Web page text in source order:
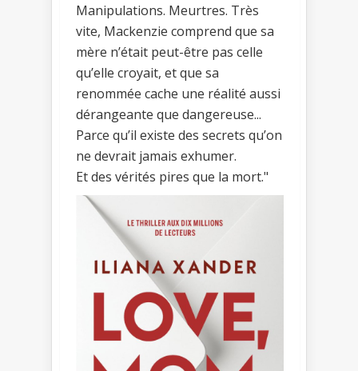
Manipulations. Meurtres. Très
vite, Mackenzie comprend que sa
mère n’était peut-être pas celle
qu’elle croyait, et que sa
renommée cache une réalité aussi
dérangeante que dangereuse...
Parce qu’il existe des secrets qu’on
ne devrait jamais exhumer.
Et des vérités pires que la mort."